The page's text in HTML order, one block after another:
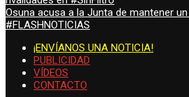
Osuna acusa a la Junta de mantener un
#FLASHNOTICIAS
¡ENVÍANOS UNA NOTICIA!
PUBLICIDAD
VÍDEOS
CONTACTO